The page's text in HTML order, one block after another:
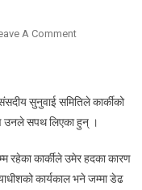
A CommentOn
लिए
शपथ
सुनुवाई समितिले कार्कीको
उनले सपथ लिएका हुन् ।
रहेका कार्कीले उमेर हदका कारण
कार्यकाल भने जम्मा डेढ